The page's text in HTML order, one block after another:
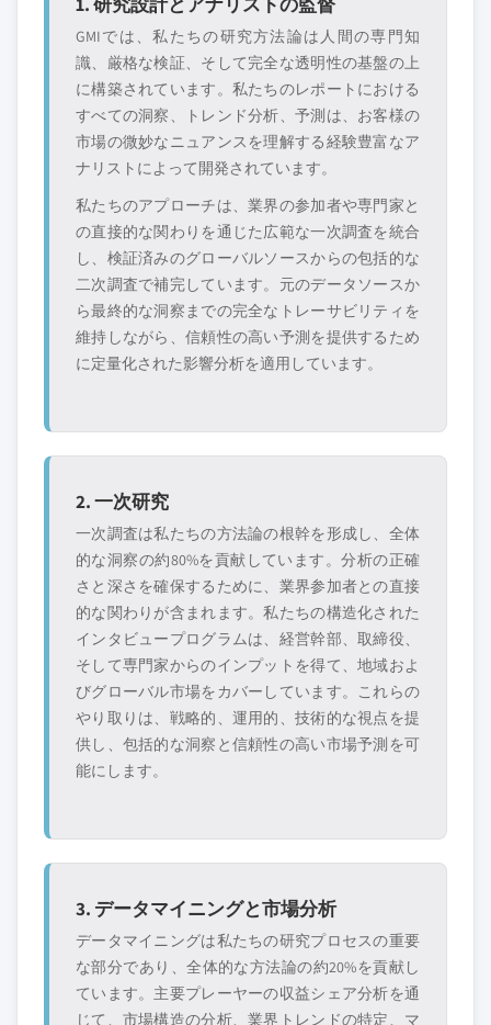
GMIでは、私たちの研究方法論は人間の専門知
識、厳格な検証、そして完全な透明性の基盤の上
に構築されています。私たちのレポートにおける
すべての洞察、トレンド分析、予測は、お客様の
市場の微妙なニュアンスを理解する経験豊富なア
ナリストによって開発されています。
私たちのアプローチは、業界の参加者や専門家と
の直接的な関わりを通じた広範な一次調査を統合
し、検証済みのグローバルソースからの包括的な
二次調査で補完しています。元のデータソースか
ら最終的な洞察までの完全なトレーサビリティを
維持しながら、信頼性の高い予測を提供するため
に定量化された影響分析を適用しています。
2. 一次研究
一次調査は私たちの方法論の根幹を形成し、全体
的な洞察の約80%を貢献しています。分析の正確
さと深さを確保するために、業界参加者との直接
的な関わりが含まれます。私たちの構造化された
インタビュープログラムは、経営幹部、取締役、
そして専門家からのインプットを得て、地域およ
びグローバル市場をカバーしています。これらの
やり取りは、戦略的、運用的、技術的な視点を提
供し、包括的な洞察と信頼性の高い市場予測を可
能にします。
3. データマイニングと市場分析
データマイニングは私たちの研究プロセスの重要
な部分であり、全体的な方法論の約20%を貢献し
ています。主要プレーヤーの収益シェア分析を通
じて、市場構造の分析、業界トレンドの特定、マ